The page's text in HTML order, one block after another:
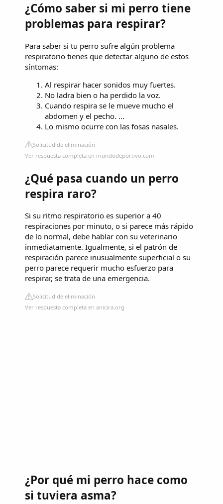
¿Cómo saber si mi perro tiene
problemas para respirar?
Para saber si tu perro sufre algún problema
respiratorio tienes que detectar alguno de estos
síntomas:
Al respirar hacer sonidos muy fuertes.
No ladra bien o ha perdido la voz.
Cuando respira se le mueve mucho el
abdomen y el pecho. ...
Lo mismo ocurre con las fosas nasales.
Solicitud de eliminación
Ver respuesta completa en mundodeportivo.com
¿Qué pasa cuando un perro
respira raro?
Si su ritmo respiratorio es superior a 40
respiraciones por minuto, o si parece más rápido
de lo normal, debe hablar con su veterinario
inmediatamente. Igualmente, si el patrón de
respiración parece inusualmente superficial o su
perro parece requerir mucho esfuerzo para
respirar, se trata de una emergencia.
Solicitud de eliminación
Ver respuesta completa en anicira.org
¿Por qué mi perro hace como
si tuviera asma?